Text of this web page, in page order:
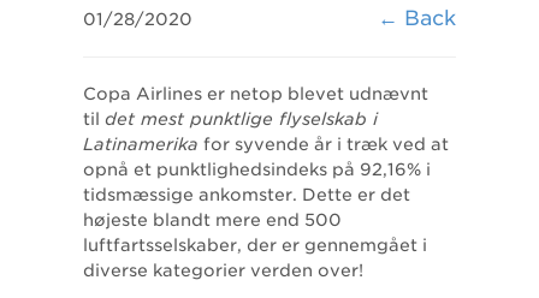
← Back
01/28/2020
Copa Airlines er netop blevet udnævnt
til det mest punktlige flyselskab i
Latinamerika for syvende år i træk ved at
opnå et punktlighedsindeks på 92,16% i
tidsmæssige ankomster. Dette er det
højeste blandt mere end 500
luftfartsselskaber, der er gennemgået i
diverse kategorier verden over!